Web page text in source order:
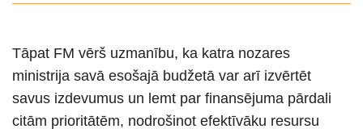
Tāpat FM vērš uzmanību, ka katra nozares
ministrija savā esošajā budžetā var arī izvērtēt
savus izdevumus un lemt par finansējuma pārdali
citām prioritātēm, nodrošinot efektīvāku resursu